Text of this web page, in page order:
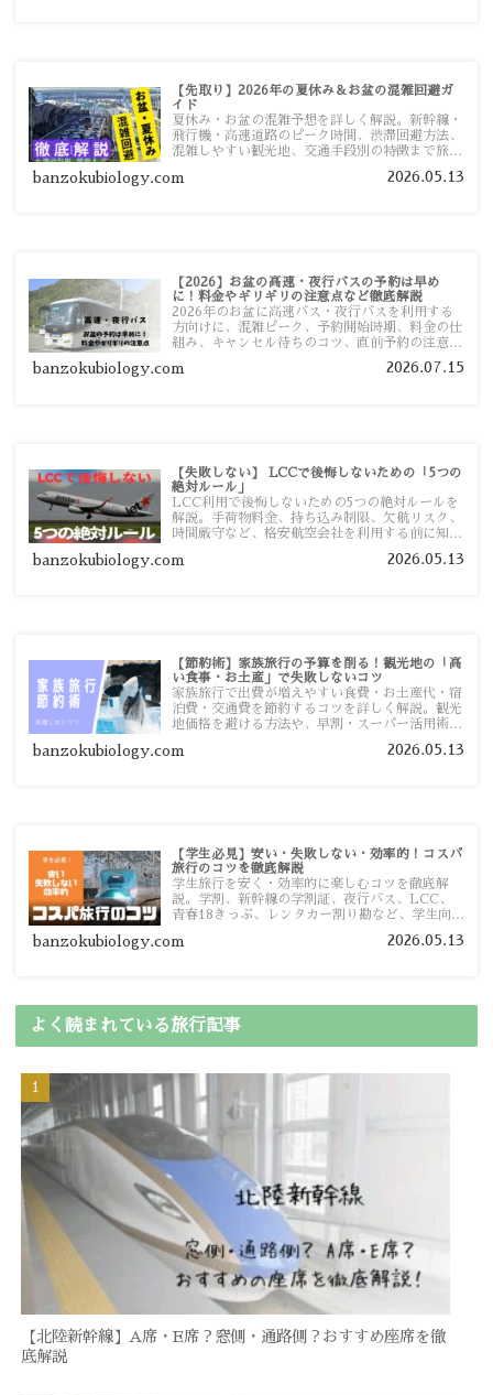
【先取り】2026年の夏休み＆お盆の混雑回避ガ
イド
夏休み・お盆の混雑予想を詳しく解説。新幹線・
飛行機・高速道路のピーク時間、渋滞回避方法、
混雑しやすい観光地、交通手段別の特徴まで旅行
banzokubiology.com 2026.05.13
【2026】お盆の高速・夜行バスの予約は早め
に！料金やギリギリの注意点など徹底解説
2026年のお盆に高速バス・夜行バスを利用する
方向けに、混雑ピーク、予約開始時期、料金の仕
組み、キャンセル待ちのコツ、直前予約の注意点
banzokubiology.com 2026.07.15
【失敗しない】 LCCで後悔しないための「5つの
絶対ルール」
LCC利用で後悔しないための5つの絶対ルールを
解説。手荷物料金、持ち込み制限、欠航リスク、
時間厳守など、格安航空会社を利用する前に知っ
す。
banzokubiology.com 2026.05.13
【節約術】家族旅行の予算を削る！観光地の「高
い食事・お土産」で失敗しないコツ
家族旅行で出費が増えやすい食費・お土産代・宿
泊費・交通費を節約するコツを詳しく解説。観光
地価格を避ける方法や、早割・スーパー活用術、
banzokubiology.com 2026.05.13
【学生必見】安い・失敗しない・効率的！コスパ
旅行のコツを徹底解説
学生旅行を安く・効率的に楽しむコツを徹底解
説。学割、新幹線の学割証、夜行バス、LCC、
青春18きっぷ、レンタカー割り勘など、学生向け
banzokubiology.com 2026.05.13
よく読まれている旅行記事
【北陸新幹線】A席・E席？窓側・通路側？おすすめ座席を徹
底解説